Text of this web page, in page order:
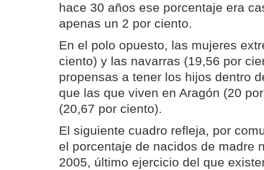
hace 30 años ese porcentaje era
apenas un 2 por ciento.
En el polo opuesto, las mujeres
ciento) y las navarras (19,56 por
propensas a tener los hijos dentro
que las que viven en Aragón (20
(20,67 por ciento).
El siguiente cuadro refleja, por
el porcentaje de nacidos de madre
2005, último ejercicio del que